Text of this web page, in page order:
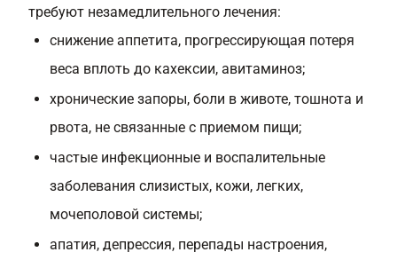
требуют незамедлительного лечения:
снижение аппетита, прогрессирующая потеря
веса вплоть до кахексии, авитаминоз;
хронические запоры, боли в животе, тошнота и
рвота, не связанные с приемом пищи;
частые инфекционные и воспалительные
заболевания слизистых, кожи, легких,
мочеполовой системы;
апатия, депрессия, перепады настроения,